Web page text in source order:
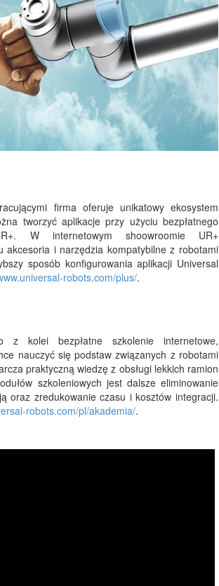
firma oferuje unikatowy ekosystem
tworzyć aplikacje przy użyciu bezpłatnego
W internetowym shoowroomie UR+
akcesoria i narzędzia kompatybilne z robotami
sposób konfigurowania aplikacji Universal
robots.com/plus/.
z kolei bezpłatne szkolenie internetowe,
nauczyć się podstaw związanych z robotami
praktyczną wiedzę z obsługi lekkich ramion
szkoleniowych jest dalsze eliminowanie
oraz zredukowanie czasu i kosztów integracji.
robots.com/pl/akademia/.